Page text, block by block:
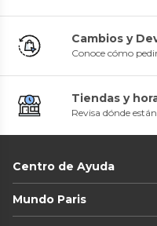
Cambios y
Conoce cómo
Tiendas y
Revisa dónde
Centro de Ayuda
Mundo Paris